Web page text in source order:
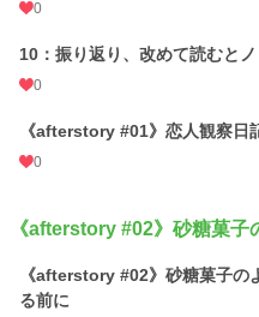
0
10：振り返り、改めて読むとノ
0
《afterstory #01》恋人観察日
0
《afterstory #02》砂糖菓子
《afterstory #02》砂糖菓子の
る前に